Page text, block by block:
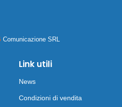
Comunicazione SRL
Link utili
News
Condizioni di vendita